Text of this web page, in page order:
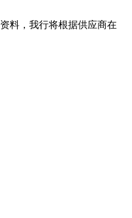
料，我行将根据供应商在